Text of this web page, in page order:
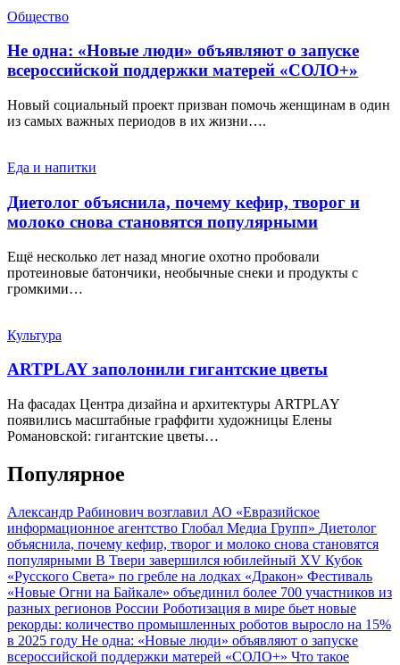
Общество
Не одна: «Новые люди» объявляют о запуске
всероссийской поддержки матерей «СОЛО+»
Новый социальный проект призван помочь женщинам в один
из самых важных периодов в их жизни….
Еда и напитки
Диетолог объяснила, почему кефир, творог и
молоко снова становятся популярными
Ещё несколько лет назад многие охотно пробовали
протеиновые батончики, необычные снеки и продукты с
громкими…
Культура
ARTPLAY заполонили гигантские цветы
На фасадах Центра дизайна и архитектуры ARTPLAY
появились масштабные граффити художницы Елены
Романовской: гигантские цветы…
Популярное
Александр Рабинович возглавил АО «Евразийское
информационное агентство Глобал Медиа Групп» Диетолог
объяснила, почему кефир, творог и молоко снова становятся
популярными В Твери завершился юбилейный XV Кубок
«Русского Света» по гребле на лодках «Дракон» Фестиваль
«Новые Огни на Байкале» объединил более 700 участников из
разных регионов России Роботизация в мире бьет новые
рекорды: количество промышленных роботов выросло на 15%
в 2025 году Не одна: «Новые люди» объявляют о запуске
всероссийской поддержки матерей «СОЛО+» Что такое